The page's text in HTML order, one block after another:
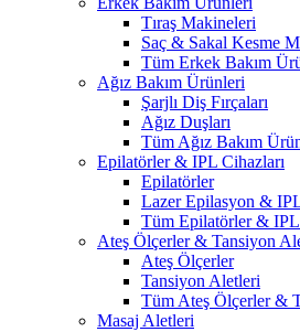
Tıraş Makineleri
Saç & Sakal Kesme
Tüm Erkek Bakım
Ağız Bakım Ürünleri
Şarjlı Diş Fırçaları
Ağız Duşları
Tüm Ağız Bakım
Epilatörler & IPL Cihazları
Epilatörler
Lazer Epilasyon &
Tüm Epilatörler & IPL
Ateş Ölçerler & Tansiyon
Ateş Ölçerler
Tansiyon Aletleri
Tüm Ateş Ölçerler &
Masaj Aletleri